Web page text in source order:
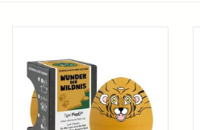
Cadeau idee